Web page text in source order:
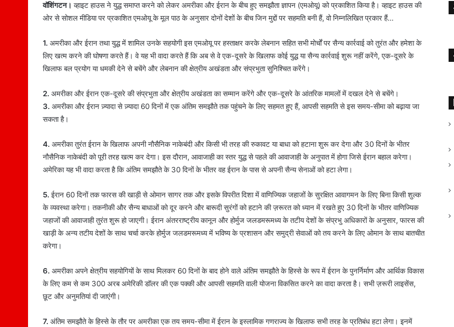
वॉशिंगटन। व्हाइट हाउस ने युद्ध समाप्त करने को लेकर अमरीका और ईरान के बीच हुए समझौता ज्ञापन (एमओयू) को प्रकाशित किया है। व्हाइट हाउस की
ओर से सोशल मीडिया पर प्रकाशित एमओयू के मूल पाठ के अनुसार दोनों देशों के बीच जिन मुद्दों पर सहमति बनी हैं, वो निम्नलिखित प्रकार हैं…
1. अमरीका और ईरान तथा युद्ध में शामिल उनके सहयोगी इस एमओयू पर हस्ताक्षर करके लेबनान सहित सभी मोर्चों पर सैन्य कार्रवाई को तुरंत और हमेशा के
लिए खत्म करने की घोषणा करते हैं। वे यह भी वादा करते हैं कि अब से वे एक-दूसरे के खिलाफ कोई युद्ध या सैन्य कार्रवाई शुरू नहीं करेंगे, एक-दूसरे के
खिलाफ बल प्रयोग या धमकी देने से बचेंगे और लेबनान की क्षेत्रीय अखंडता और संप्रभुता सुनिश्चित करेंगे।
2. अमरीका और ईरान एक-दूसरे की संप्रभुता और क्षेत्रीय अखंडता का सम्मान करेंगे और एक-दूसरे के आंतरिक मामलों में दखल देने से बचेंगे।
3. अमरीका और ईरान ज़्यादा से ज़्यादा 60 दिनों में एक अंतिम समझौते तक पहुंचने के लिए सहमत हुए हैं, आपसी सहमति से इस समय-सीमा को बढ़ाया जा
सकता है।
4. अमरीका तुरंत ईरान के खिलाफ अपनी नौसैनिक नाकेबंदी और किसी भी तरह की रुकावट या बाधा को हटाना शुरू कर देगा और 30 दिनों के भीतर
नौसैनिक नाकेबंदी को पूरी तरह खत्म कर देगा। इस दौरान, आवाजाही का स्तर युद्ध से पहले की आवाजाही के अनुपात में होगा जिसे ईरान बहाल करेगा।
अमेरिका यह भी वादा करता है कि अंतिम समझौते के 30 दिनों के भीतर वह ईरान के पास से अपनी सैन्य सेनाओं को हटा लेगा।
5.ईरान 60 दिनों तक फारस की खाड़ी से ओमान सागर तक और इसके विपरीत दिशा में वाणिज्यिक जहाजों के सुरक्षित आवागमन के लिए बिना किसी शुल्क
के व्यवस्था करेगा। तकनीकी और सैन्य बाधाओं को दूर करने और बारूदी सुरंगों को हटाने की ज़रूरत को ध्यान में रखते हुए 30 दिनों के भीतर वाणिज्यिक
जहाजों की आवाजाही तुरंत शुरू हो जाएगी। ईरान अंतरराष्ट्रीय कानून और होर्मुज जलडमरूमध्य के तटीय देशों के संप्रभु अधिकारों के अनुसार, फारस की
खाड़ी के अन्य तटीय देशों के साथ चर्चा करके होर्मुज जलडमरूमध्य में भविष्य के प्रशासन और समुद्री सेवाओं को तय करने के लिए ओमान के साथ बातचीत
करेगा।
6. अमरीका अपने क्षेत्रीय सहयोगियों के साथ मिलकर 60 दिनों के बाद होने वाले अंतिम समझौते के हिस्से के रूप में ईरान के पुनर्निर्माण और आर्थिक विकास
के लिए कम से कम 300 अरब अमेरिकी डॉलर की एक पक्की और आपसी सहमति वाली योजना विकसित करने का वादा करता है। सभी ज़रूरी लाइसेंस,
छूट और अनुमतियां दी जाएंगी।
7. अंतिम समझौते के हिस्से के तौर पर अमरीका एक तय समय-सीमा में ईरान के इस्लामिक गणराज्य के खिलाफ सभी तरह के प्रतिबंध हटा लेगा। इनमें